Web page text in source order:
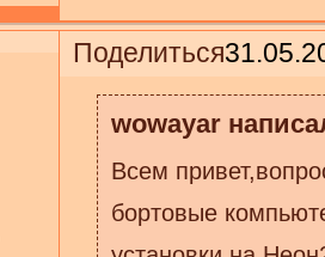
Поделиться
wowayar
Всем
бортовые